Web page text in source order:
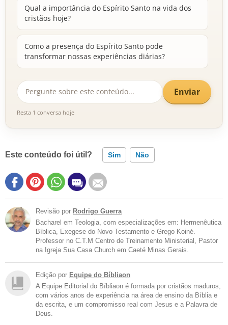
Qual a importância do Espírito Santo na vida dos
cristãos hoje?
Como a presença do Espírito Santo pode
transformar nossas experiências diárias?
Enviar
Resta 1 conversa hoje
Este conteúdo foi útil? Sim Não
Revisão por Rodrigo Guerra
Bacharel em Teologia, com especializações em: Hermenêutica
Bíblica, Exegese do Novo Testamento e Grego Koiné.
Professor no C.T.M Centro de Treinamento Ministerial, Pastor
na Igreja Sua Casa Church em Caeté Minas Gerais.
Edição por Equipe do Bíbliaon
A Equipe Editorial do Bíbliaon é formada por cristãos maduros,
com vários anos de experiência na área de ensino da Bíblia e
da escrita, e um compromisso real com Jesus e a Palavra de
Deus.